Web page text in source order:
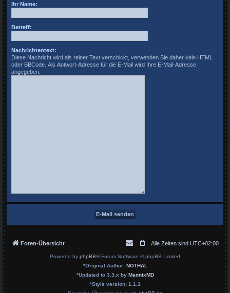
Ihr Name:
Betreff:
Nachrichtentext:
Diese Nachricht wird als reiner Text verschickt, verwenden Sie daher kein HTML
oder BBCode. Als Antwort-Adresse für die E-Mail wird Ihre E-Mail-Adresse
angegeben.
Foren-Übersicht Alle Zeiten sind UTC+02:00
Powered by phpBB® Forum Software © phpBB Limited
*Original Author: NOTHAL
*Updated to 3.3.x by MannixMD
*Style version: 1.1.1